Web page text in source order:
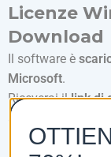
Licenze
Download
Il software è
Microsoft.
Riceverai illink di
automatica